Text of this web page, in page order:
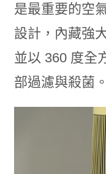
是最重要的空
設計，內藏強
並以 360 度全
部過濾與殺菌。